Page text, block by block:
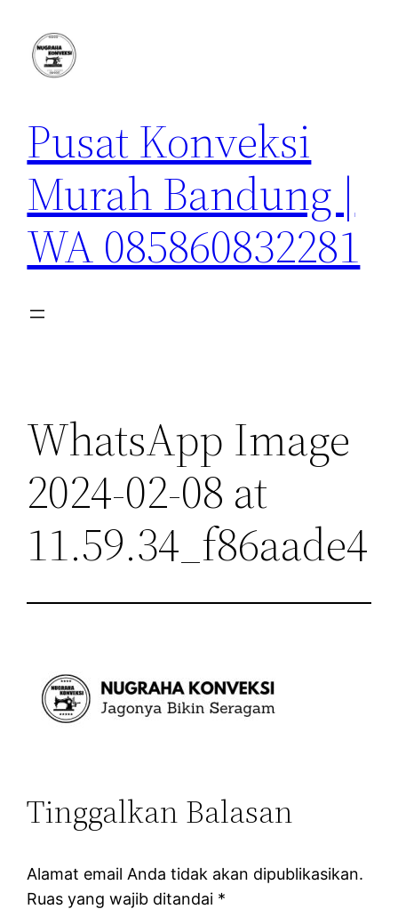
konten
Pusat Konveksi
Murah Bandung |
WA 085860832281
WhatsApp Image
2024-02-08 at
11.59.34_f86aade4
Tinggalkan Balasan
Alamat email Anda tidak akan dipublikasikan.
Ruas yang wajib ditandai *